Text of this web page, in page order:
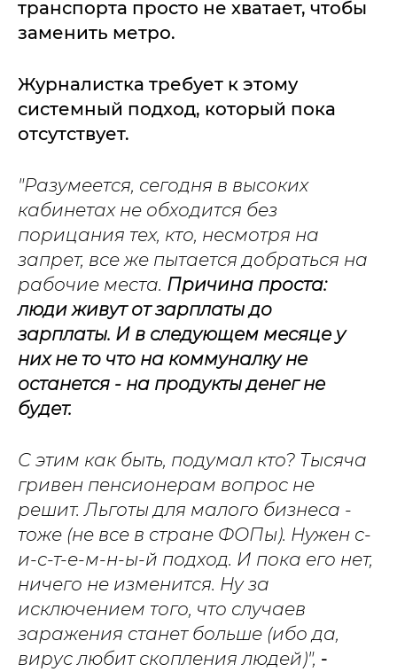
транспорта просто не хватает, чтобы
заменить метро.
Журналистка требует к этому
системный подход, который пока
отсутствует.
"Разумеется, сегодня в высоких
кабинетах не обходится без
порицания тех, кто, несмотря на
запрет, все же пытается добраться на
рабочие места. Причина проста:
люди живут от зарплаты до
зарплаты. И в следующем месяце у
них не то что на коммуналку не
останется - на продукты денег не
будет.
С этим как быть, подумал кто? Тысяча
гривен пенсионерам вопрос не
решит. Льготы для малого бизнеса -
тоже (не все в стране ФОПы). Нужен с-
и-с-т-е-м-н-ы-й подход. И пока его нет,
ничего не изменится. Ну за
исключением того, что случаев
заражения станет больше (ибо да,
вирус любит скопления людей)", -